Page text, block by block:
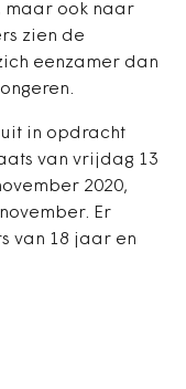
maar ook naar
zien de
eenzamer dan
uit in opdracht
van vrijdag 13
2020,
Er
van 18 jaar en